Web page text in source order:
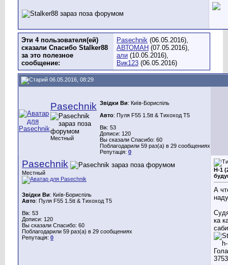
Эти 4 пользователя(ей)
сказали Спасибо Stalker88
за это полезное
сообщение:
Pasechnik (06.05.2016),
АВТОМАН (07.05.2016),
али (10.05.2016),
Вик123 (06.05.2016)
06.05.2016, 08:29
Pasechnik
Местный
Звідки Ви: Київ-Бориспіль
Авто: Пуля F55 1.5tt & Тихоход T5
Вік: 53
Дописи: 120
Вы сказали Спасибо: 60
Поблагодарили 59 раз(а) в 29 сообщениях
Репутація: 0
Pasechnik
Местный
Звідки Ви: Київ-Бориспіль
Авто: Пуля F55 1.5tt & Тихоход T5
Вік: 53
Дописи: 120
Вы сказали Спасибо: 60
Поблагодарили 59 раз(а) в 29 сообщениях
Репутація: 0
H-1
А
ка